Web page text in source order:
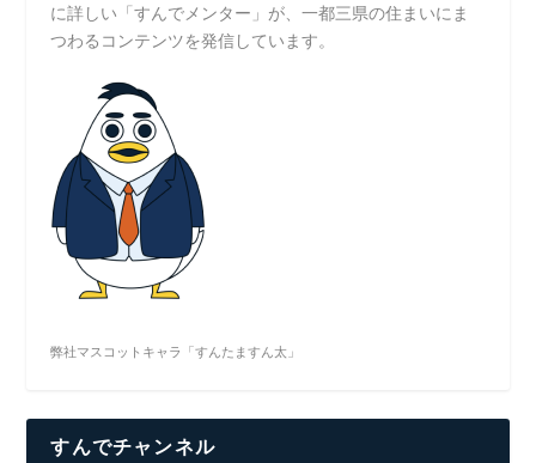
に詳しい「すんでメンター」が、一都三県の住まいにま
つわるコンテンツを発信しています。
弊社マスコットキャラ「すんたますん太」
すんでチャンネル